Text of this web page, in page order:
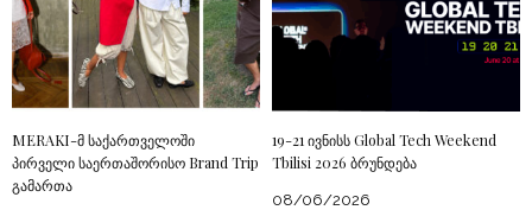
MERAKI-მ საქართველოში
პირველი საერთაშორისო Brand Trip
გამართა
19-21 ივნისს Global Tech Weekend
Tbilisi 2026 ბრუნდება
08/06/2026